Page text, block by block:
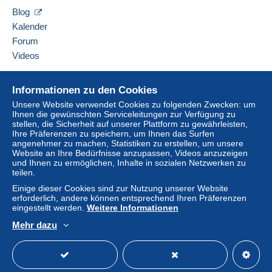
Eine Zahlung, die nicht über
integrierte Zahlungssystem erfolgt
Kauf kann Konsequenzen für das Konto des
Käufers nach sich ziehen.
Klauseln enthalten, die sich auf die Zahlung
beziehen, sind diese Klauseln als nichtig zu
betrachten. Es gelten ausschließlich die
Zahlungsbedingungen der Delcampe-Website, wie
sie in den Nutzungsbedingungen definiert sind.
Käufe müssen, nachdem der Verkäufer die
Tagenbezahlt werden.
Garantie:
Widerrufsrecht
Lasten des Käufers.
Alle Angaben zu Fristen bezüglich der
Rücksendung von Artikeln und der Rückerstattung
F-41350
Frankreich
Diesen Verkäufer zu den Favoriten hinzufügen
hinzufügen
Informationen zu den Cookies
Unsere Website verwendet Cookies zu folgenden Zwecken: um
Ihnen die gewünschten Serviceleitungen zur Verfügung zu
stellen, die Sicherheit auf unserer Plattform zu gewährleisten,
Ihre Präferenzen zu speichern, um Ihnen das Surfen
angenehmer zu machen, Statistiken zu erstellen, um unsere
Website an Ihre Bedürfnisse anzupassen, Videos anzuzeigen
und Ihnen zu ermöglichen, Inhalte in sozialen Netzwerken zu
teilen.
Einige dieser Cookies sind zur Nutzung unserer Website
erforderlich, andere können entsprechend Ihren Präferenzen
eingestellt werden. Weitere Informationen
Mehr dazu
Blog
Kalender
Forum
Videos
Online-Hilfe
Auf Delcampe kaufen
Auf Delcampe verkaufen
Eine sichere Website